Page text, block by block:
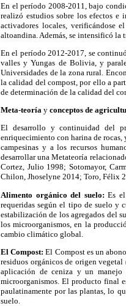
En el período 2008-2011, bajo
realizó estudios sobre los efectos e
activadores locales, verificándose
altoandina. Además, se intensificó la
En el período 2012-2017, se
valles y Yungas de Bolivia, y
Universidades de la zona rural.
la calidad del compost, por ello a
de determinación de la calidad del
Meta-teoría y conceptos de
El desarrollo y continuidad del
enriquecimiento con harina de
campesinas y a los recursos
desarrollar una Metateoría
Cortez, Julio 1998; Sotomayor,
Chilon, Jhoselyne 2014; Toro, Félix
Alimento orgánico del suelo: Es
requeridas según el tipo de suelo y
estabilización de los agregados del
los microorganismos, en la
cambio climático global.
El Compost:El Compost es un
residuos orgánicos de origen
aplicación de ceniza y un
microorganismos. El producto final
paulatinamente por las plantas, lo
suelo.